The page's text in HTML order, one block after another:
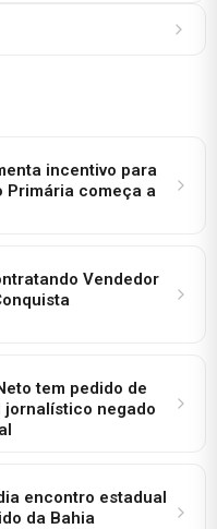
incentivo para
Primária começa a
Vendedor
tem pedido de
jornalístico negado
encontro estadual
da Bahia